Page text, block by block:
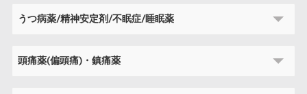
うつ病薬/精神安定剤/不眠症/睡眠薬
頭痛薬(偏頭痛)・鎮痛薬